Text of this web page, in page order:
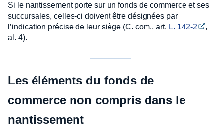
Si le nantissement porte sur un fonds de commerce et ses
succursales, celles-ci doivent être désignées par
l’indication précise de leur siège (C. com., art. L. 142-2
,
al. 4).
Les éléments du fonds de
commerce non compris dans le
nantissement